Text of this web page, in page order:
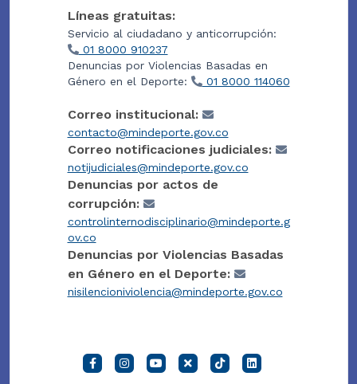
Líneas gratuitas:
Servicio al ciudadano y anticorrupción:
01 8000 910237
Denuncias por Violencias Basadas en
Género en el Deporte:
01 8000 114060
Correo institucional:
contacto@mindeporte.gov.co
Correo notificaciones judiciales:
notijudiciales@mindeporte.gov.co
Denuncias por actos de
corrupción:
controlinternodisciplinario@mindeporte.g
ov.co
Denuncias por Violencias Basadas
en Género en el Deporte:
nisilencioniviolencia@mindeporte.gov.co